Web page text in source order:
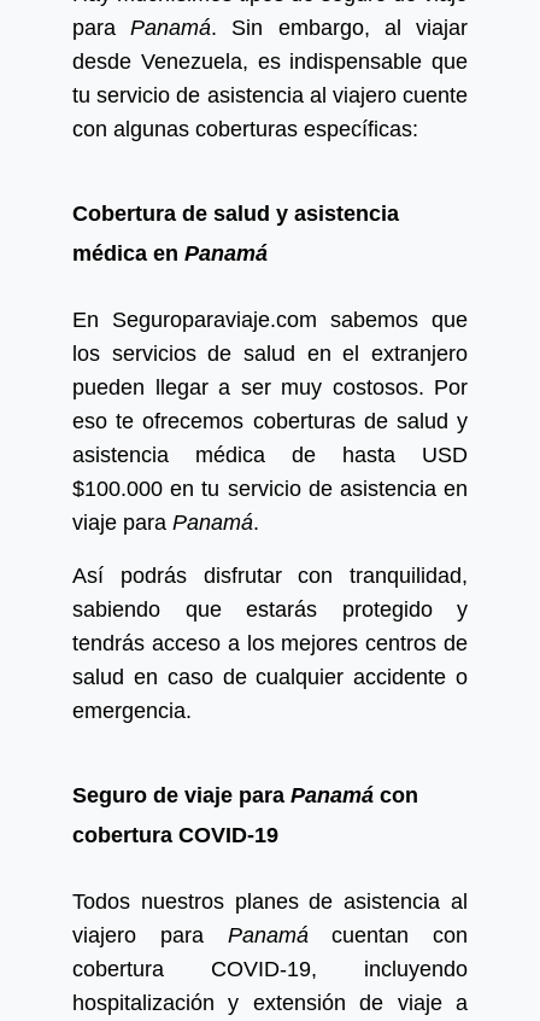
paraPanamá. Sin embargo, al viajar
desde Venezuela, es indispensable que
tu servicio de asistencia al viajero cuente
con algunas coberturas específicas:
Cobertura de salud y asistencia
médica en Panamá
En Seguroparaviaje.com sabemos que
los servicios de salud en el extranjero
pueden llegar a ser muy costosos. Por
eso te ofrecemos coberturas de salud y
asistencia médica de hasta USD
$100.000 en tu servicio de asistencia en
viaje para Panamá.
Así podrás disfrutar con tranquilidad,
sabiendo que estarás protegido y
tendrás acceso a los mejores centros de
salud en caso de cualquier accidente o
emergencia.
Seguro de viaje para Panamá con
cobertura COVID-19
Todos nuestros planes de asistencia al
viajero para Panamácuentan con
cobertura COVID-19, incluyendo
hospitalización y extensión de viaje a